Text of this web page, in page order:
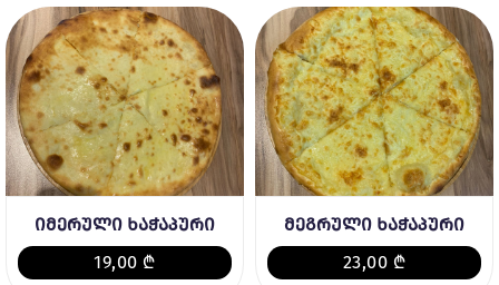
იმერული ხაჭაპური
19,00 ₾
მეგრული ხაჭაპური
23,00 ₾